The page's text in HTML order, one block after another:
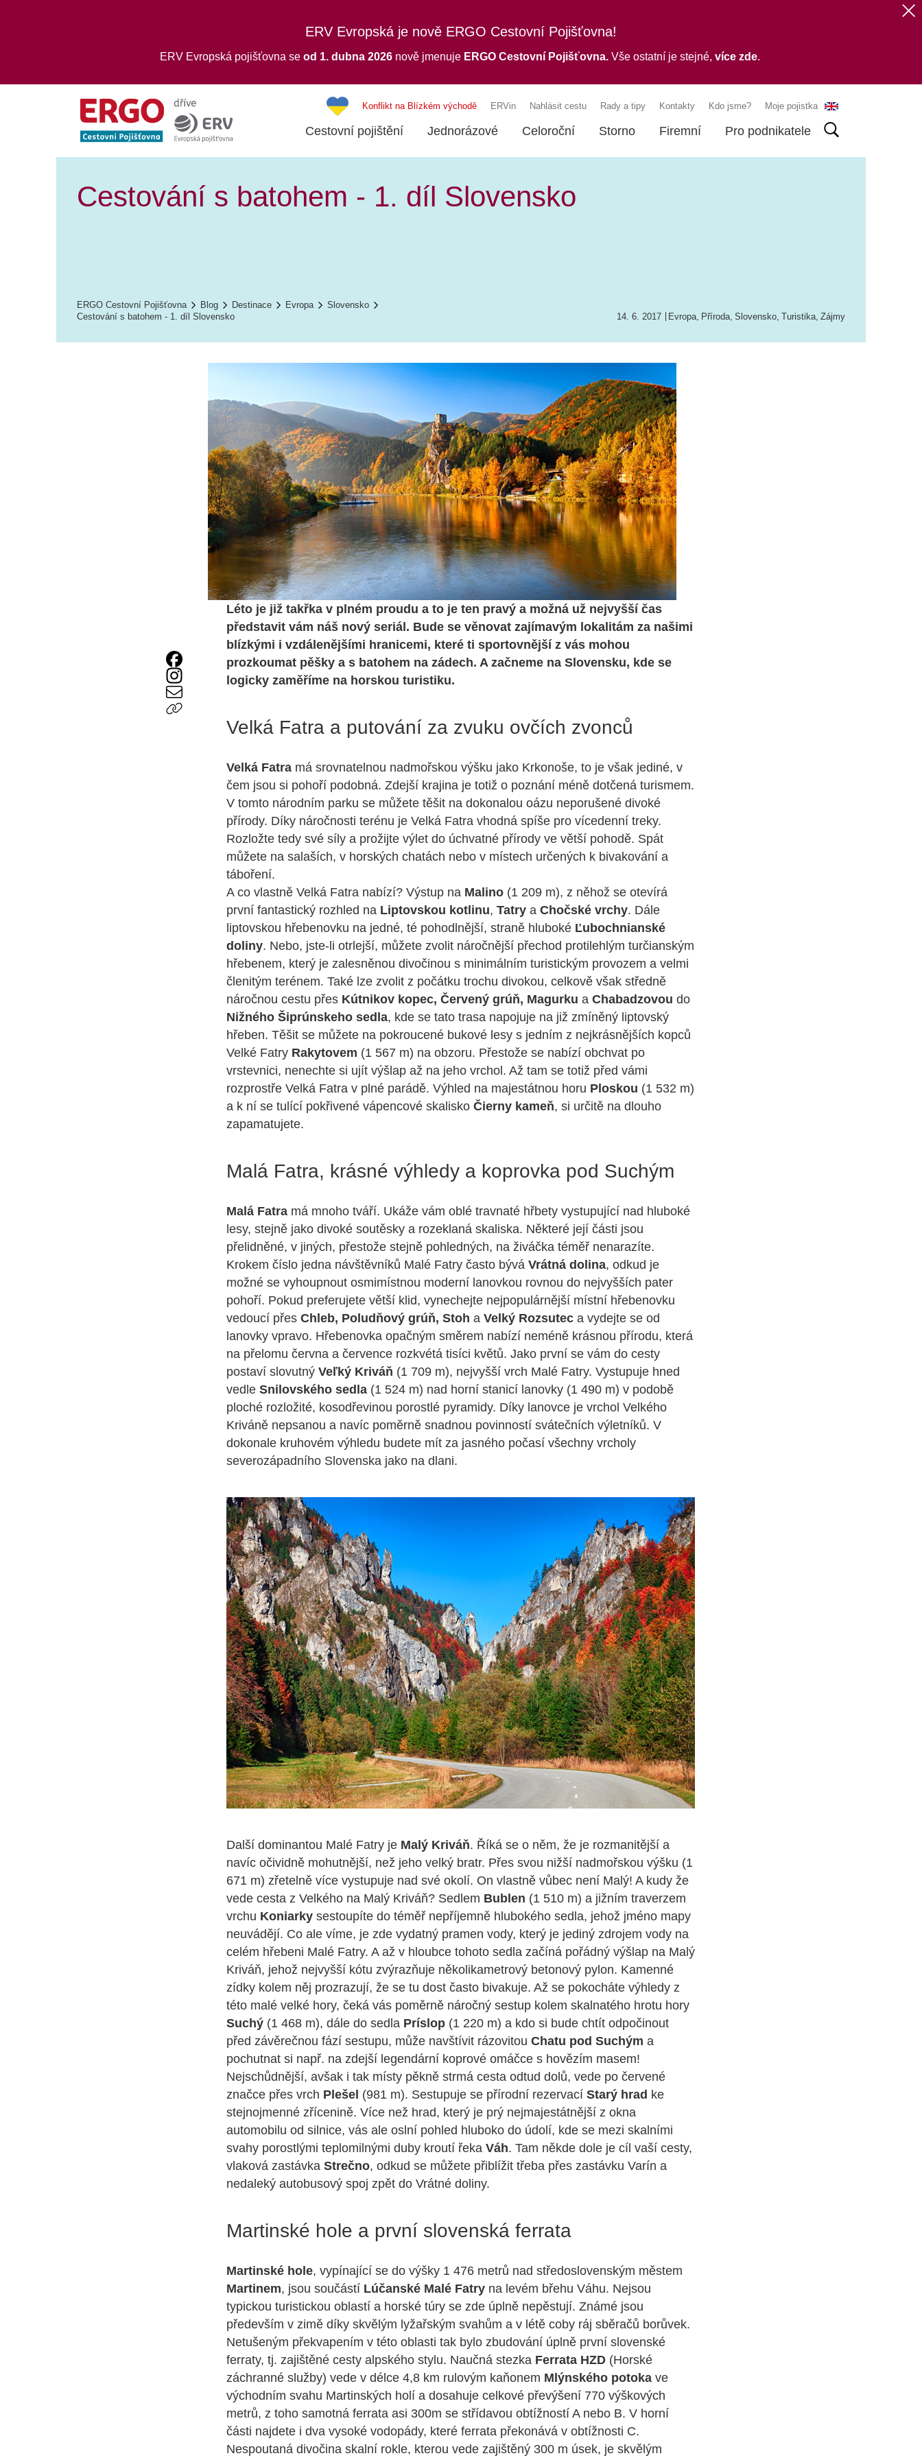
ERV Evropská je nově ERGO Cestovní Pojišťovna!
ERV Evropská pojišťovna se od 1. dubna 2026 nově jmenuje ERGO Cestovní Pojišťovna.Vše ostatní je stejné, více zde.
Konflikt na Blízkém východě ERVin Nahlásit cestu Rady a tipy Kontakty Kdo jsme? Moje pojistka
Cestovní pojištění Jednorázové Celoroční Storno Firemní Pro podnikatele
Cestování s batohem - 1. díl Slovensko
ERGO Cestovní Pojišťovna Blog Destinace Evropa
Slovensko
Cestování s batohem - 1. díl Slovensko
14. 6. 2017 Evropa, Příroda, Slovensko, Turistika, Zájmy
Léto je již takřka v plném proudu a to je ten pravý a možná už nejvyšší čas
představit vám náš nový seriál. Bude se věnovat zajímavým lokalitám za našimi
blízkými i vzdálenějšími hranicemi, které ti sportovnější z vás mohou
prozkoumat pěšky a s batohem na zádech. A začneme na Slovensku, kde se
logicky zaměříme na horskou turistiku.
Velká Fatra a putování za zvuku ovčích zvonců
Velká Fatra má srovnatelnou nadmořskou výšku jako Krkonoše, to je však jediné, v
čem jsou si pohoří podobná. Zdejší krajina je totiž o poznání méně dotčená turismem.
V tomto národním parku se můžete těšit na dokonalou oázu neporušené divoké
přírody. Díky náročnosti terénu je Velká Fatra vhodná spíše pro vícedenní treky.
Rozložte tedy své síly a prožijte výlet do úchvatné přírody ve větší pohodě. Spát
můžete na salaších, v horských chatách nebo v místech určených k bivakování a
táboření.
A co vlastně Velká Fatra nabízí? Výstup na Malino (1 209 m), z něhož se otevírá
první fantastický rozhled na Liptovskou kotlinu, Tatry a Chočské vrchy. Dále
liptovskou hřebenovku na jedné, té pohodlnější, straně hluboké Ľubochnianské
doliny. Nebo, jste-li otrlejší, můžete zvolit náročnější přechod protilehlým turčianským
hřebenem, který je zalesněnou divočinou s minimálním turistickým provozem a velmi
členitým terénem. Také lze zvolit z počátku trochu divokou, celkově však středně
náročnou cestu přes Kútnikov kopec, Červený grúň, Magurku a Chabadzovou do
Nižného Šiprúnskeho sedla, kde se tato trasa napojuje na již zmíněný liptovský
hřeben. Těšit se můžete na pokroucené bukové lesy s jedním z nejkrásnějších kopců
Velké Fatry Rakytovem (1 567 m) na obzoru. Přestože se nabízí obchvat po
vrstevnici, nenechte si ujít výšlap až na jeho vrchol. Až tam se totiž před vámi
rozprostře Velká Fatra v plné parádě. Výhled na majestátnou horu Ploskou (1 532 m)
a k ní se tulící pokřivené vápencové skalisko Čierny kameň, si určitě na dlouho
zapamatujete.
Malá Fatra, krásné výhledy a koprovka pod Suchým
Malá Fatra má mnoho tváří. Ukáže vám oblé travnaté hřbety vystupující nad hluboké
lesy, stejně jako divoké soutěsky a rozeklaná skaliska. Některé její části jsou
přelidněné, v jiných, přestože stejně pohledných, na živáčka téměř nenarazíte.
Krokem číslo jedna návštěvníků Malé Fatry často bývá Vrátná dolina, odkud je
možné se vyhoupnout osmimístnou moderní lanovkou rovnou do nejvyšších pater
pohoří. Pokud preferujete větší klid, vynechejte nejpopulárnější místní hřebenovku
vedoucí přes Chleb, Poludňový grúň, Stoh a Velký Rozsutec a vydejte se od
lanovky vpravo. Hřebenovka opačným směrem nabízí neméně krásnou přírodu, která
na přelomu června a července rozkvétá tisíci květů. Jako první se vám do cesty
postaví slovutný Veľký Kriváň (1 709 m), nejvyšší vrch Malé Fatry. Vystupuje hned
vedle Snilovského sedla (1 524 m) nad horní stanicí lanovky (1 490 m) v podobě
ploché rozložité, kosodřevinou porostlé pyramidy. Díky lanovce je vrchol Velkého
Kriváně nepsanou a navíc poměrně snadnou povinností svátečních výletníků. V
dokonale kruhovém výhledu budete mít za jasného počasí všechny vrcholy
severozápadního Slovenska jako na dlani.
Další dominantou Malé Fatry je Malý Kriváň. Říká se o něm, že je rozmanitější a
navíc očividně mohutnější, než jeho velký bratr. Přes svou nižší nadmořskou výšku (1
671 m) zřetelně více vystupuje nad své okolí. On vlastně vůbec není Malý! A kudy že
vede cesta z Velkého na Malý Kriváň? Sedlem Bublen (1 510 m) a jižním traverzem
vrchu Koniarky sestoupíte do téměř nepříjemně hlubokého sedla, jehož jméno mapy
neuvádějí. Co ale víme, je zde vydatný pramen vody, který je jediný zdrojem vody na
celém hřebeni Malé Fatry. A až v hloubce tohoto sedla začíná pořádný výšlap na Malý
Kriváň, jehož nejvyšší kótu zvýrazňuje několikametrový betonový pylon. Kamenné
zídky kolem něj prozrazují, že se tu dost často bivakuje. Až se pokocháte výhledy z
této malé velké hory, čeká vás poměrně náročný sestup kolem skalnatého hrotu hory
Suchý (1 468 m), dále do sedla Príslop (1 220 m) a kdo si bude chtít odpočinout
před závěrečnou fází sestupu, může navštívit rázovitou Chatu pod Suchým a
pochutnat si např. na zdejší legendární koprové omáčce s hovězím masem!
Nejschůdnější, avšak i tak místy pěkně strmá cesta odtud dolů, vede po červené
značce přes vrch Plešel (981 m). Sestupuje se přírodní rezervací Starý hrad ke
stejnojmenné zřícenině. Více než hrad, který je prý nejmajestátnější z okna
automobilu od silnice, vás ale oslní pohled hluboko do údolí, kde se mezi skalními
svahy porostlými teplomilnými duby kroutí řeka Váh. Tam někde dole je cíl vaší cesty,
vlaková zastávka Strečno, odkud se můžete přiblížit třeba přes zastávku Varín a
nedaleký autobusový spoj zpět do Vrátné doliny.
Martinské hole a první slovenská ferrata
Martinské hole, vypínající se do výšky 1 476 metrů nad středoslovenským městem
Martinem, jsou součástí Lúčanské Malé Fatry na levém břehu Váhu. Nejsou
typickou turistickou oblastí a horské túry se zde úplně nepěstují. Známé jsou
především v zimě díky skvělým lyžařským svahům a v létě coby ráj sběračů borůvek.
Netušeným překvapením v této oblasti tak bylo zbudování úplně první slovenské
ferraty, tj. zajištěné cesty alpského stylu. Naučná stezka Ferrata HZD (Horské
záchranné služby) vede v délce 4,8 km rulovým kaňonem Mlýnského potoka ve
východním svahu Martinských holí a dosahuje celkové převýšení 770 výškových
metrů, z toho samotná ferrata asi 300m se střídavou obtížností A nebo B. V horní
části najdete i dva vysoké vodopády, které ferrata překonává v obtížnosti C.
Nespoutaná divočina skalní rokle, kterou vede zajištěný 300 m úsek, je skvělým